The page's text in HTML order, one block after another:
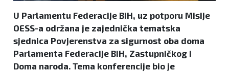
U Parlamentu Federacije BiH, uz potporu Misije
OESS-a održana je zajednička tematska
sjednica Povjerenstva za sigurnost oba doma
Parlamenta Federacije BiH, Zastupničkog i
Doma naroda. Tema konferencije bio je